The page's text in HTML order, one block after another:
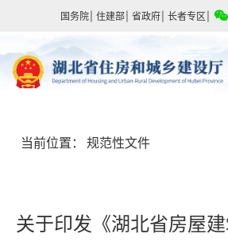
国务院 住建部 省政府 长者专区
当前位置： 规范性文件
关于印发《湖北省房屋